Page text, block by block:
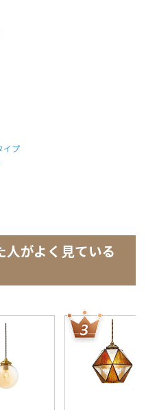
イプ
人がよく見ている